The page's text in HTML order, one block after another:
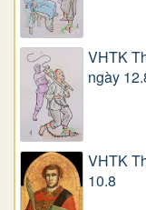
VHTK
ngày
VHTK
10.8